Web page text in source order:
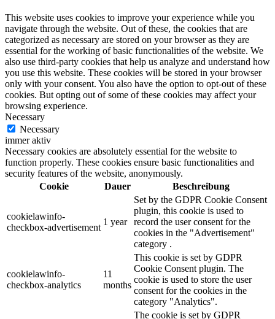
This website uses cookies to improve your experience while you
navigate through the website. Out of these, the cookies that are
categorized as necessary are stored on your browser as they are
essential for the working of basic functionalities of the website. We
also use third-party cookies that help us analyze and understand how
you use this website. These cookies will be stored in your browser
only with your consent. You also have the option to opt-out of these
cookies. But opting out of some of these cookies may affect your
browsing experience.
Necessary
Necessary
immer aktiv
Necessary cookies are absolutely essential for the website to
function properly. These cookies ensure basic functionalities and
security features of the website, anonymously.
Cookie
Dauer Beschreibung
cookielawinfo-
checkbox-advertisement
1 year
Set by the GDPR Cookie Consent
plugin, this cookie is used to
record the user consent for the
cookies in the "Advertisement"
category .
cookielawinfo-
checkbox-analytics
11
months
This cookie is set by GDPR
Cookie Consent plugin. The
cookie is used to store the user
consent for the cookies in the
category "Analytics".
The cookie is set by GDPR